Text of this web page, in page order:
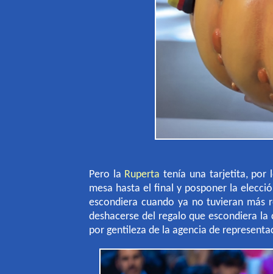
Pero la Ruperta tenía una tarjetita, por
mesa hasta el final y posponer la
escondiera cuando ya no tuvieran más
deshacerse del regalo que escondiera
por gentileza de la agencia de